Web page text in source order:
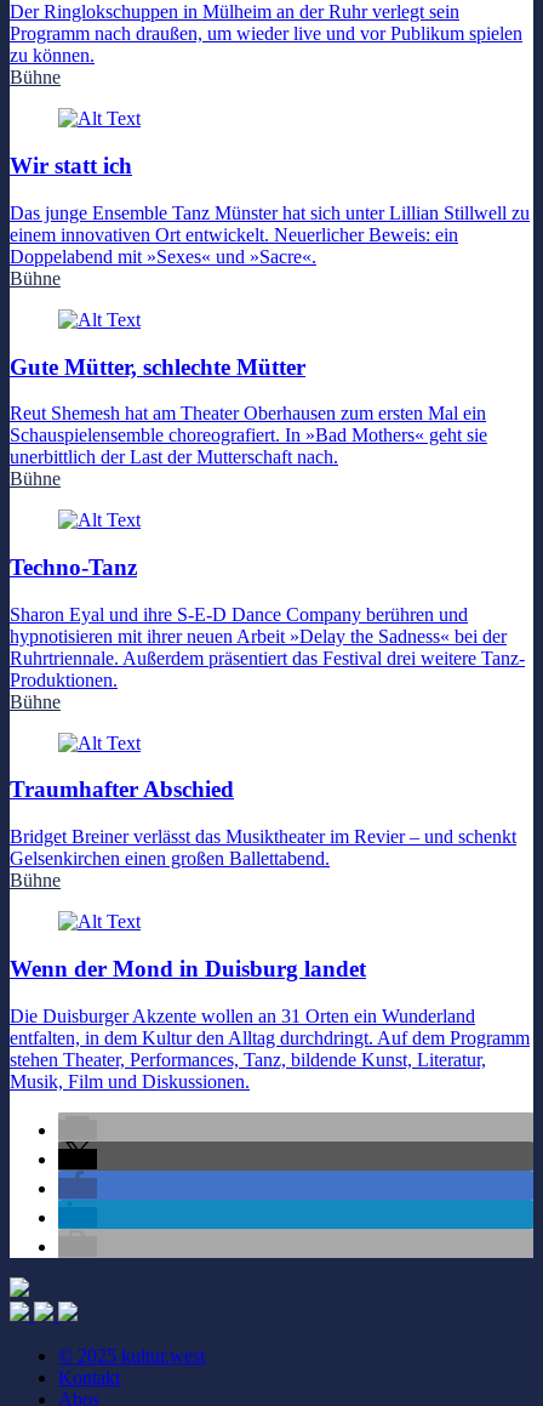
Der Ringlokschuppen in Mülheim an der Ruhr verlegt sein
Programm nach draußen, um wieder live und vor Publikum spielen
zu können.
Bühne
Wir statt ich
Das junge Ensemble Tanz Münster hat sich unter Lillian Stillwell zu
einem innovativen Ort entwickelt. Neuerlicher Beweis: ein
Doppelabend mit »Sexes« und »Sacre«.
Bühne
Gute Mütter, schlechte Mütter
Reut Shemesh hat am Theater Oberhausen zum ersten Mal ein
Schauspielensemble choreografiert. In »Bad Mothers« geht sie
unerbittlich der Last der Mutterschaft nach.
Bühne
Techno-Tanz
Sharon Eyal und ihre S-E-D Dance Company berühren und
hypnotisieren mit ihrer neuen Arbeit »Delay the Sadness« bei der
Ruhrtriennale. Außerdem präsentiert das Festival drei weitere Tanz-
Produktionen.
Bühne
Traumhafter Abschied
Bridget Breiner verlässt das Musiktheater im Revier – und schenkt
Gelsenkirchen einen großen Ballettabend.
Bühne
Wenn der Mond in Duisburg landet
Die Duisburger Akzente wollen an 31 Orten ein Wunderland
entfalten, in dem Kultur den Alltag durchdringt. Auf dem Programm
stehen Theater, Performances, Tanz, bildende Kunst, Literatur,
Musik, Film und Diskussionen.
© 2025 kultur.west
Kontakt
Abos